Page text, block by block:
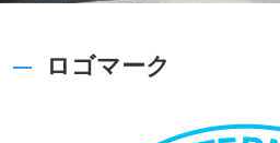
ロゴマーク